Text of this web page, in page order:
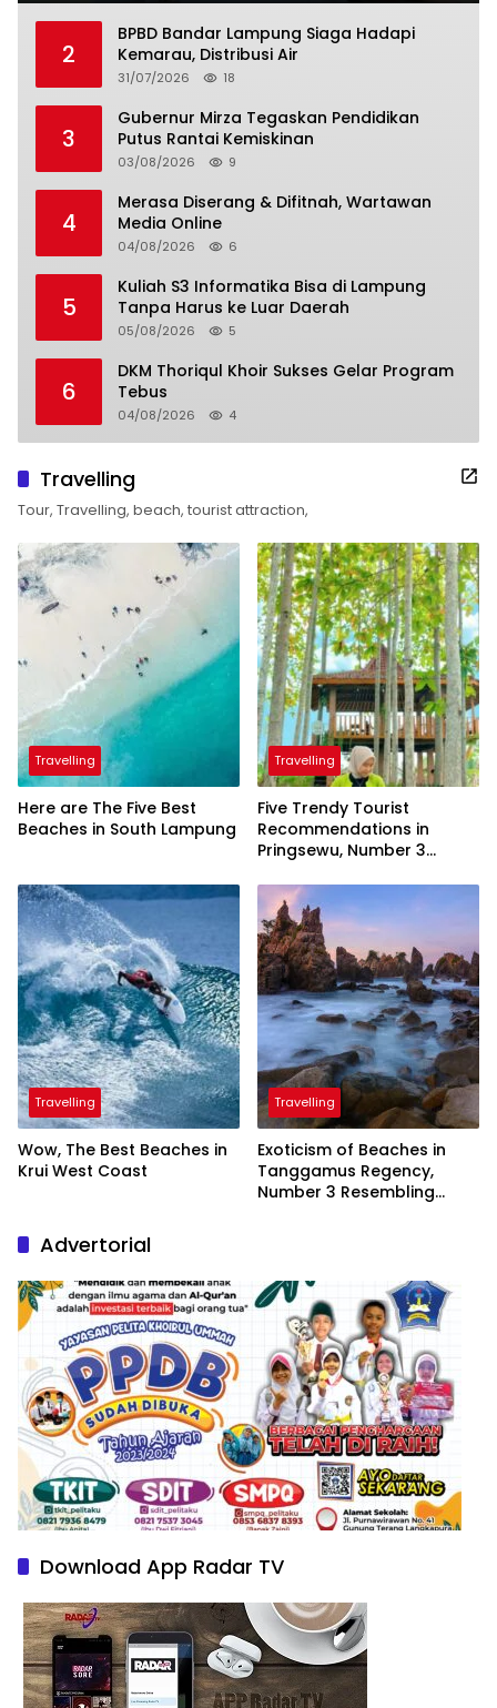
2
BPBD Bandar Lampung Siaga Hadapi
Kemarau, Distribusi Air
31/07/2026 18
3
Gubernur Mirza Tegaskan Pendidikan
Putus Rantai Kemiskinan
03/08/2026 9
4
Merasa Diserang & Difitnah, Wartawan
Media Online
04/08/2026 6
5
Kuliah S3 Informatika Bisa di Lampung
Tanpa Harus ke Luar Daerah
05/08/2026 5
6
DKM Thoriqul Khoir Sukses Gelar Program
Tebus
04/08/2026 4
Travelling
Tour, Travelling, beach, tourist attraction,
Travelling
Here are The Five Best
Beaches in South Lampung
Travelling
Five Trendy Tourist
Recommendations in
Pringsewu, Number 3
President
Travelling
Wow, The Best Beaches in
Krui West Coast
Travelling
Exoticism of Beaches in
Tanggamus Regency,
Number 3 Resembling
Advertorial
Download App Radar TV